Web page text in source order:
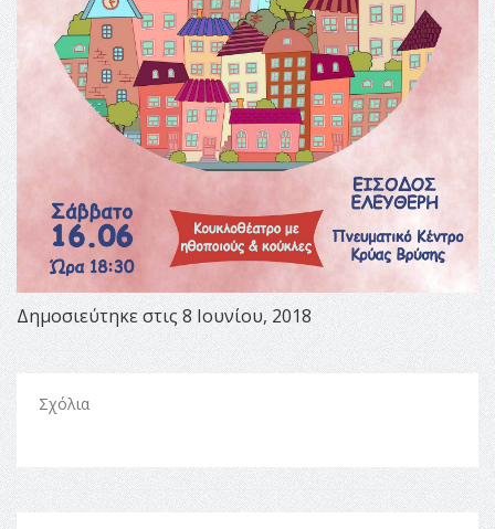
Δημοσιεύτηκε στις 8 Ιουνίου, 2018
Σχόλια